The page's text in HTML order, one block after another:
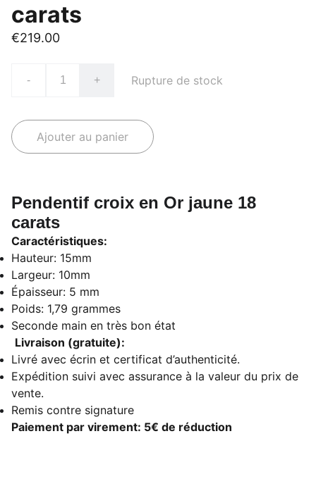
carats
€219.00
- + Rupture de stock
Ajouter au panier
Pendentif croix en Or jaune 18
carats
Caractéristiques:
Hauteur: 15mm
Largeur: 10mm
Épaisseur: 5 mm
Poids: 1,79 grammes
Seconde main en très bon état
Livraison (gratuite):
Livré avec écrin et certificat d’authenticité.
Expédition suivi avec assurance à la valeur du prix de
vente.
Remis contre signature
Paiement par virement: 5€ de réduction